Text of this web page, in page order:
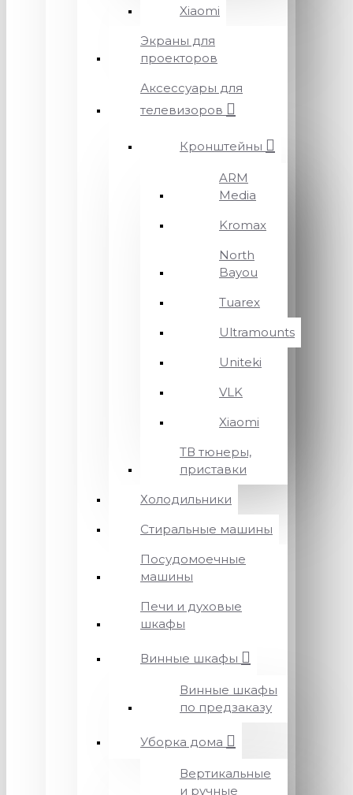
Xiaomi
Экраны для
проекторов
Аксессуары для
телевизоров
Кронштейны
ARM
Media
Kromax
North
Bayou
Tuarex
Ultramounts
Uniteki
VLK
Xiaomi
ТВ тюнеры,
приставки
Холодильники
Стиральные машины
Посудомоечные
машины
Печи и духовые
шкафы
Винные шкафы
Винные шкафы
по предзаказу
Уборка дома
Вертикальные
и ручные